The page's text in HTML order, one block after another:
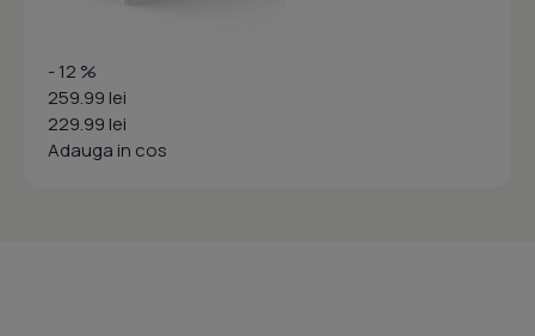
- 12 %
259.99 lei
229.99 lei
Adauga in cos